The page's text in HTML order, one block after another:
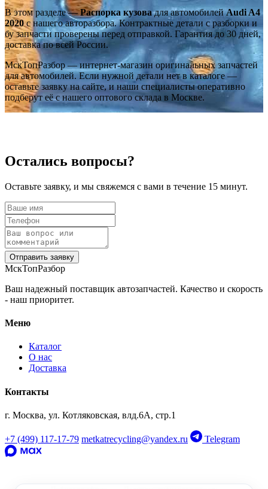
‹ ›
В этом разделе —Распорка кузовадля автомобилейAudi A4
2020с нашего авторазбора. Контрактные детали с разборки и
бу запчасти проверены перед отправкой. Гарантия до 30 дней,
доставка по всей России.
МскТопРазбор — интернет-магазин оригинальных запчастей
для автомобилей. Если нужной детали нет в каталоге —
оставьте заявку на сайте, и наши специалисты оперативно
подберут её с нашего оптового склада в Москве.
Остались вопросы?
Оставьте заявку, и мы свяжемся с вами в течение 15 минут.
Отправить заявку
МскТопРазбор
Ваш надежный поставщик автозапчастей. Качество и скорость
- наш приоритет.
Меню
Каталог
О нас
Доставка
Контакты
г. Москва, ул. Котляковская, влд.6А, стр.1
+7 (499) 117-17-79 metkatrecycling@yandex.ru Telegram